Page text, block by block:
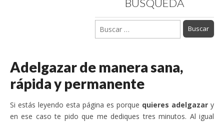
BÚSQUEDA
Buscar:
Adelgazar de manera sana,
rápida y permanente
Si estás leyendo esta página es porque quieres adelgazar y
en ese caso te pido que me dediques tres minutos. Al igual